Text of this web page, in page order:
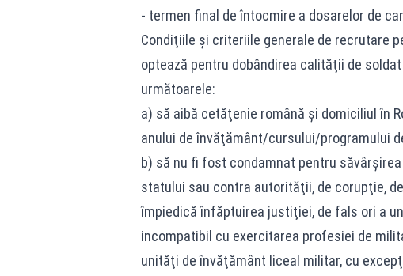
- termen final de întocmire a dosarelor de
Condiţiile şi criteriile generale de recrutare
optează pentru dobândirea calităţii de
următoarele:
a) să aibă cetăţenie română şi domiciliul în
anului de învăţământ/cursului/programului
b) să nu fi fost condamnat pentru
statului sau contra autorităţii, de corupţie,
împiedică înfăptuirea justiţiei, de fals ori a
incompatibil cu exercitarea profesiei de
unităţi de învăţământ liceal militar, cu